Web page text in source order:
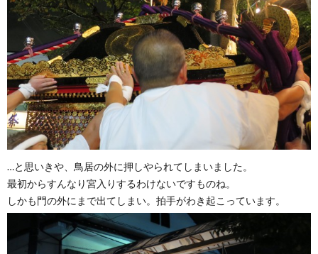
…と思いきや、鳥居の外に押しやられてしまいました。
最初からすんなり宮入りするわけないですものね。
しかも門の外にまで出てしまい。拍手がわき起こっています。